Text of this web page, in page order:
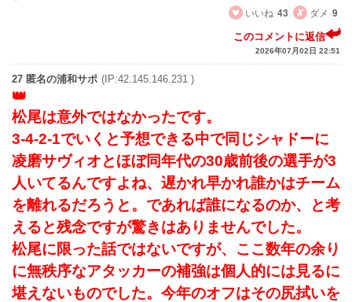
いいね 43 ダメ 9
このコメントに返信
2026年07月02日 22:51
27 匿名の浦和サポ (IP:42.145.146.231 )
松尾は意外ではなかったです。
3-4-2-1でいくと予想できる中で同じシャドーに
凌磨サヴィオとほぼ同年代の30歳前後の選手が3
人いてるんですよね、遅かれ早かれ誰かはチーム
を離れるだろうと。であれば誰になるのか、と考
えると残念ですが驚きはありませんでした。
松尾に限った話ではないですが、ここ数年の余り
に無秩序なアタッカーの補強は個人的には見るに
堪えないものでした。今年のオフはその尻拭いを